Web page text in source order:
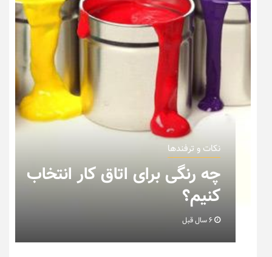
انتخاب
نکاتی که باید به
خانه عروس بدانیم +